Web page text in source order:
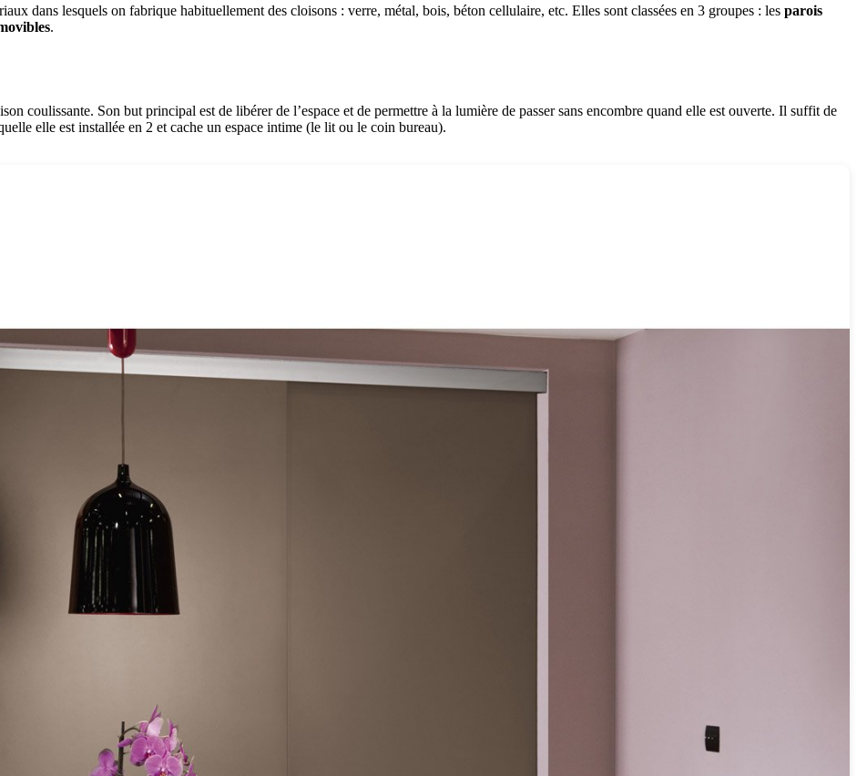
dans lesquels on fabrique habituellement des cloisons : verre, métal, bois, béton cellulaire, etc. Elles sont classées en 3 groupes : les parois
.
coulissante. Son but principal est de libérer de l’espace et de permettre à la lumière de passer sans encombre quand elle est ouverte. Il suffit de
elle est installée en 2 et cache un espace intime (le lit ou le coin bureau).